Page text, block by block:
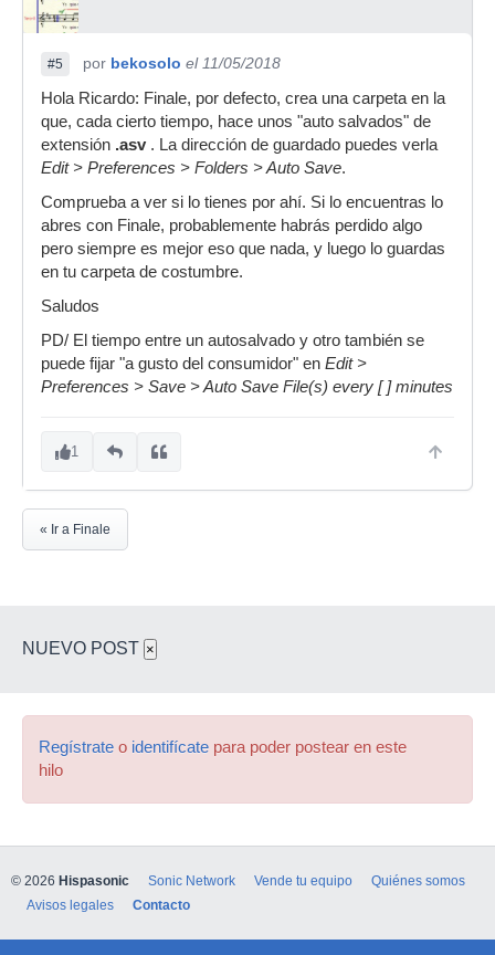
#5 por bekosolo el 11/05/2018
Hola Ricardo: Finale, por defecto, crea una carpeta en la
que, cada cierto tiempo, hace unos "auto salvados" de
extensión .asv . La dirección de guardado puedes verla
Edit > Preferences > Folders > Auto Save.
Comprueba a ver si lo tienes por ahí. Si lo encuentras lo
abres con Finale, probablemente habrás perdido algo
pero siempre es mejor eso que nada, y luego lo guardas
en tu carpeta de costumbre.
Saludos
PD/ El tiempo entre un autosalvado y otro también se
puede fijar "a gusto del consumidor" en Edit >
Preferences > Save > Auto Save File(s) every [ ] minutes
1
« Ir a Finale
NUEVO POST ×
Regístrate o identifícate para poder postear en este
hilo
© 2026 Hispasonic Sonic Network Vende tu equipo
Quiénes somos
Avisos legales
Contacto